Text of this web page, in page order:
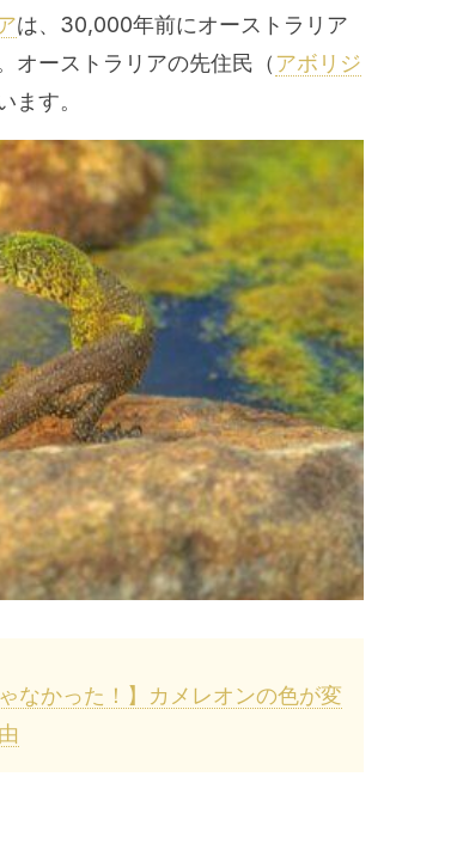
は、30,000年前にオーストラリア
オーストラリアの先住民（アボリジ
ます。
なかった！】カメレオンの色が変